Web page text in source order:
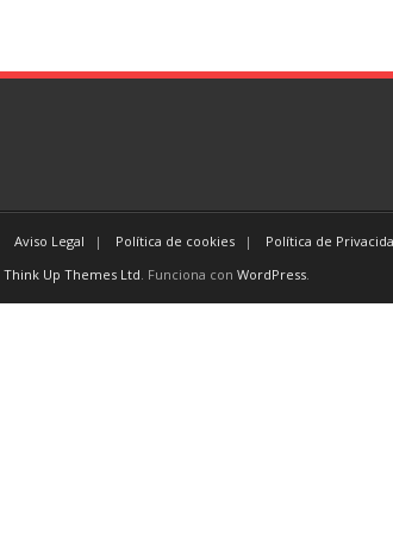
Aviso Legal Política de cookies
Política de
Think Up Themes Ltd. Funciona con WordPress.